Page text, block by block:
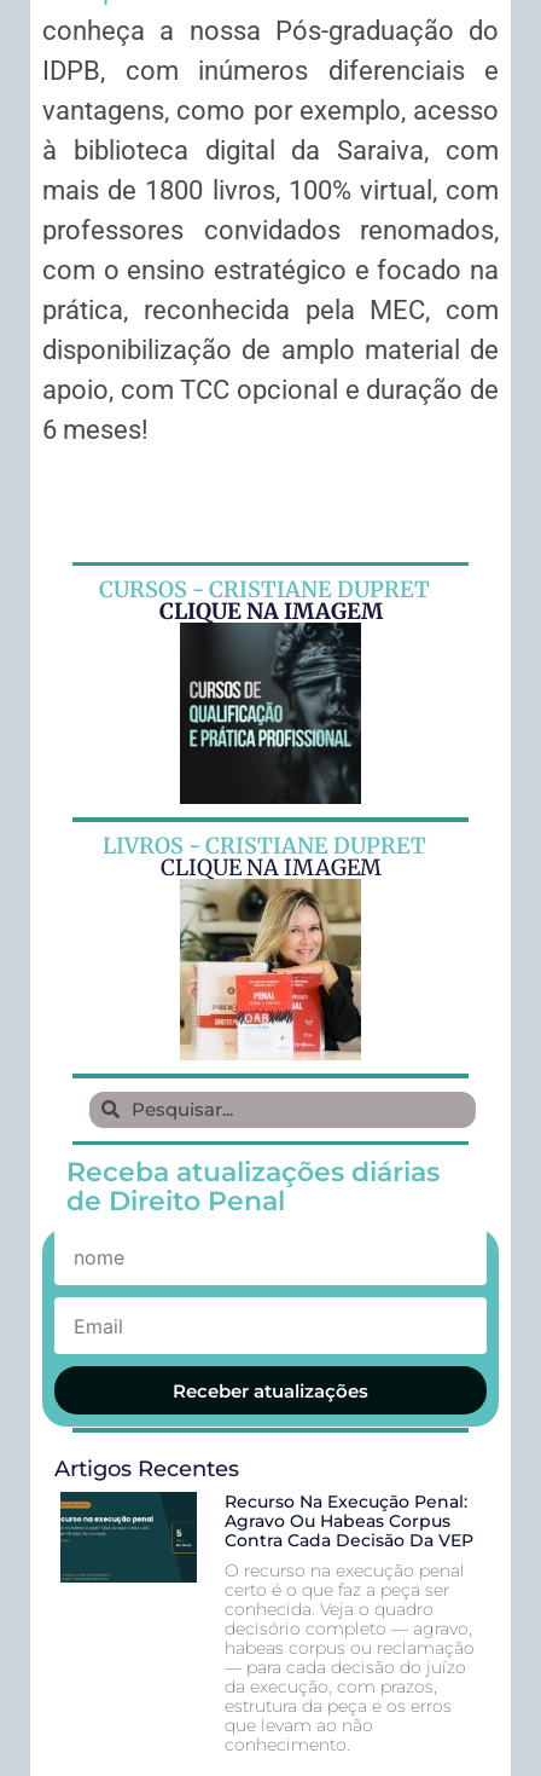
conheça a nossa Pós-graduação do
IDPB, com inúmeros diferenciais e
vantagens, como por exemplo, acesso
à biblioteca digital da Saraiva, com
mais de 1800 livros, 100% virtual, com
professores convidados renomados,
com o ensino estratégico e focado na
prática, reconhecida pela MEC, com
disponibilização de amplo material de
apoio, com TCC opcional e duração de
6 meses!
CURSOS - CRISTIANE DUPRET
CLIQUE NA IMAGEM
LIVROS - CRISTIANE DUPRET
CLIQUE NA IMAGEM
Receba atualizações diárias
de Direito Penal
Receber atualizações
Artigos Recentes
Recurso Na Execução Penal:
Agravo Ou Habeas Corpus
Contra Cada Decisão Da VEP
O recurso na execução penal
certo é o que faz a peça ser
conhecida. Veja o quadro
decisório completo — agravo,
habeas corpus ou reclamação
— para cada decisão do juízo
da execução, com prazos,
estrutura da peça e os erros
que levam ao não
conhecimento.